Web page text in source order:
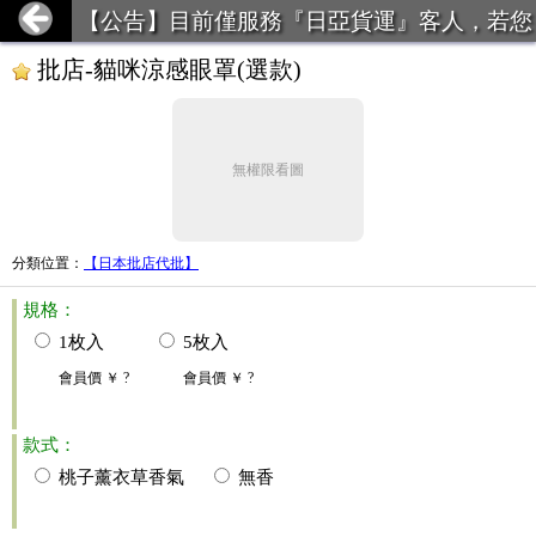
【公告】目前僅服務『日亞貨運』客人，若您
前月使用貨運未達50kg，請勿下單。
批店-貓咪涼感眼罩(選款)
無權限看圖
分類位置 ： 【日本批店代批】
規格：
1枚入
會員價 ￥ ?
5枚入
會員價 ￥ ?
款式：
桃子薰衣草香氣
無香